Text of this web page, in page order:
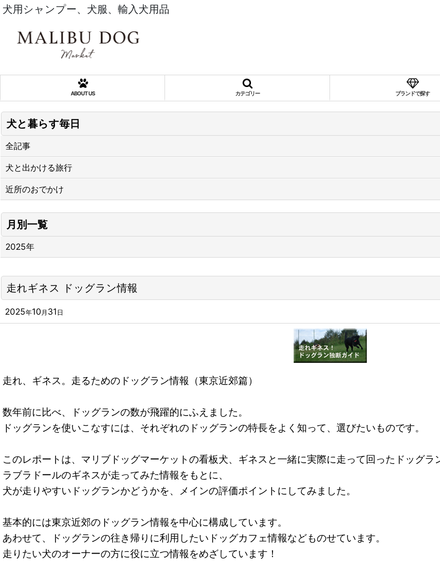
犬用シャンプー、犬服、輸入犬用品
ABOUT US カテゴリー ブランドで探す
走れギネス ドッグラン情報
2025年10 月31 日
走れ、ギネス。走るためのドッグラン情報（東京近郊篇）
数年前に比べ、ドッグランの数が飛躍的にふえました。
ドッグランを使いこなすには、それぞれのドッグランの特長をよく知って、選びたいものです。
このレポートは、マリブドッグマーケットの看板犬、ギネスと一緒に実際に走って回ったドッグラ
ラブラドールのギネスが走ってみた情報をもとに、
犬が走りやすいドッグランかどうかを、メインの評価ポイントにしてみました。
基本的には東京近郊のドッグラン情報を中心に構成しています。
あわせて、ドッグランの往き帰りに利用したいドッグカフェ情報などものせています。
走りたい犬のオーナーの方に役に立つ情報をめざしています！
犬と暮らす毎日
全記事
犬と出かける旅行
近所のおでかけ
月別一覧
2025年